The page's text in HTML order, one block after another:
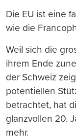
Die EU ist eine
wie die
Weil sich die
ihrem Ende
der Schweiz
potentiellen
betrachtet, hat
glanzvollen 20.
mehr.